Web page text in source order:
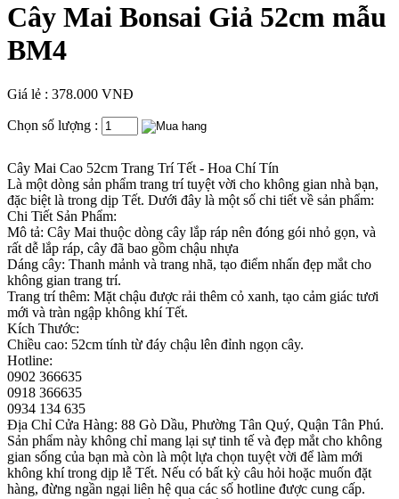
Cây Mai Bonsai Giả 52cm mẫu
BM4
Giá lẻ : 378.000 VNĐ
Chọn số lượng :
Cây Mai Cao 52cm Trang Trí Tết - Hoa Chí Tín
Là một dòng sản phẩm trang trí tuyệt vời cho không gian nhà bạn,
đặc biệt là trong dịp Tết. Dưới đây là một số chi tiết về sản phẩm:
Chi Tiết Sản Phẩm:
Mô tả: Cây Mai thuộc dòng cây lắp ráp nên đóng gói nhỏ gọn, và
rất dễ lắp ráp, cây đã bao gồm chậu nhựa
Dáng cây: Thanh mảnh và trang nhã, tạo điểm nhấn đẹp mắt cho
không gian trang trí.
Trang trí thêm: Mặt chậu được rải thêm cỏ xanh, tạo cảm giác tươi
mới và tràn ngập không khí Tết.
Kích Thước:
Chiều cao: 52cm tính từ đáy chậu lên đỉnh ngọn cây.
Hotline:
0902 366635
0918 366635
0934 134 635
Địa Chỉ Cửa Hàng: 88 Gò Dầu, Phường Tân Quý, Quận Tân Phú.
Sản phẩm này không chỉ mang lại sự tinh tế và đẹp mắt cho không
gian sống của bạn mà còn là một lựa chọn tuyệt vời để làm mới
không khí trong dịp lễ Tết. Nếu có bất kỳ câu hỏi hoặc muốn đặt
hàng, đừng ngần ngại liên hệ qua các số hotline được cung cấp.